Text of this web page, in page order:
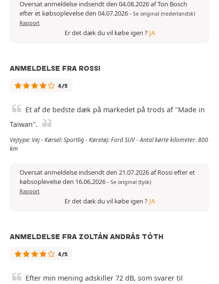
Oversat anmeldelse indsendt den 04.08.2026 af Ton Bosch
efter et købsoplevelse den 04.07.2026- Se original (nederlandsk)
Rapport
Er det dæk du vil købe igen ? JA
ANMELDELSE FRA ROSSI
4/5
Et af de bedste dæk på markedet på trods af "Made in
Taiwan".
Vejtype: Vej - Kørsel: Sportlig - Køretøj: Ford SUV - Antal kørte kilometer: 800
km
Oversat anmeldelse indsendt den 21.07.2026 af Rossi efter et
købsoplevelse den 16.06.2026- Se original (tysk)
Rapport
Er det dæk du vil købe igen ? JA
ANMELDELSE FRA ZOLTÁN ANDRÁS TÓTH
4/5
Efter min mening adskiller 72 dB, som svarer til